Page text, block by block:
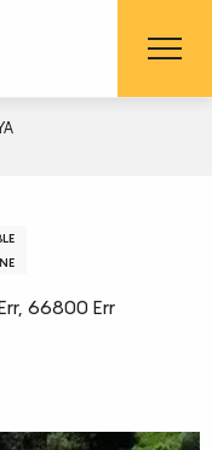
66800 Err